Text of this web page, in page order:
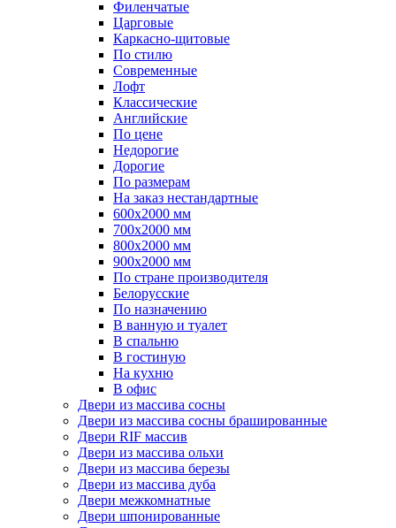
Филенчатые
Царговые
Каркасно-щитовые
По стилю
Современные
Лофт
Классические
Английские
По цене
Недорогие
Дорогие
По размерам
На заказ нестандартные
600х2000 мм
700х2000 мм
800х2000 мм
900х2000 мм
По стране производителя
Белорусские
По назначению
В ванную и туалет
В спальню
В гостиную
На кухню
В офис
Двери из массива сосны
Двери из массива сосны брашированные
Двери RIF массив
Двери из массива ольхи
Двери из массива березы
Двери из массива дуба
Двери межкомнатные
Двери шпонированные